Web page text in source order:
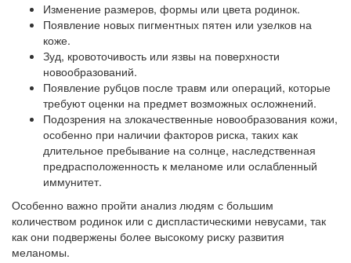
Изменение размеров, формы или цвета родинок.
Появление новых пигментных пятен или узелков на
коже.
Зуд, кровоточивость или язвы на поверхности
новообразований.
Появление рубцов после травм или операций, которые
требуют оценки на предмет возможных осложнений.
Подозрения на злокачественные новообразования кожи,
особенно при наличии факторов риска, таких как
длительное пребывание на солнце, наследственная
предрасположенность к меланоме или ослабленный
иммунитет.
Особенно важно пройти анализ людям с большим
количеством родинок или с диспластическими невусами, так
как они подвержены более высокому риску развития
меланомы.